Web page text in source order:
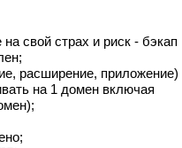
свой страх и риск - бэкап
расширение, приложение)
на 1 домен включая